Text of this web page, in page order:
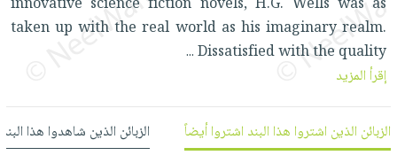
بالجسم
العناية
بالأسنان
الحمية
والتغذية
الخبز
أدوات
المائدة
والتخزين
أدوات
أقسام
الأكثر
مبيعاً
العودة
للمدارس
اكسسوارات
شحن
مجاني
مختارة
اشتراكات
taken up with the real world as his imaginary realm.
Dissatisfied with the quality
...
إقرأ المزيد
الزبائن الذين اشتروا هذا البند اشتروا أيضاً الزبائن الذين شاهدوا هذا